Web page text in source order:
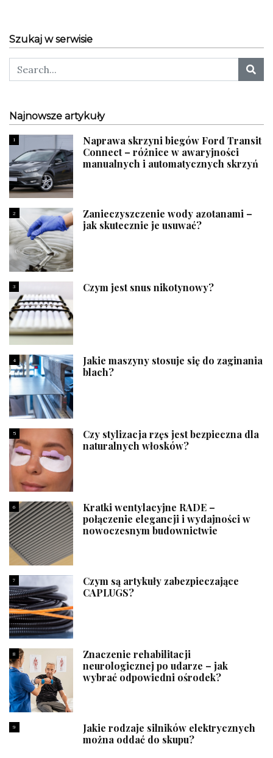
Szukaj w serwisie
Najnowsze artykuły
1
Naprawa skrzyni biegów Ford Transit
Connect – różnice w awaryjności
manualnych i automatycznych skrzyń
2
Zanieczyszczenie wody azotanami –
jak skutecznie je usuwać?
3 Czym jest snus nikotynowy?
4
Jakie maszyny stosuje się do zaginania
blach?
5
Czy stylizacja rzęs jest bezpieczna dla
naturalnych włosków?
6
Kratki wentylacyjne RADE –
połączenie elegancji i wydajności w
nowoczesnym budownictwie
7
Czym są artykuły zabezpieczające
CAPLUGS?
8
Znaczenie rehabilitacji
neurologicznej po udarze – jak
wybrać odpowiedni ośrodek?
9
Jakie rodzaje silników elektrycznych
można oddać do skupu?